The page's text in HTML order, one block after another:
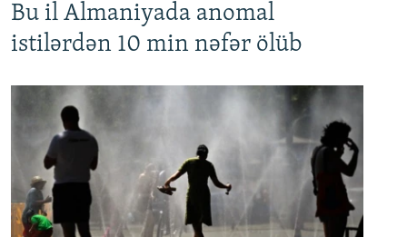
Bu il Almaniyada anomal
istilərdən 10 min nəfər ölüb